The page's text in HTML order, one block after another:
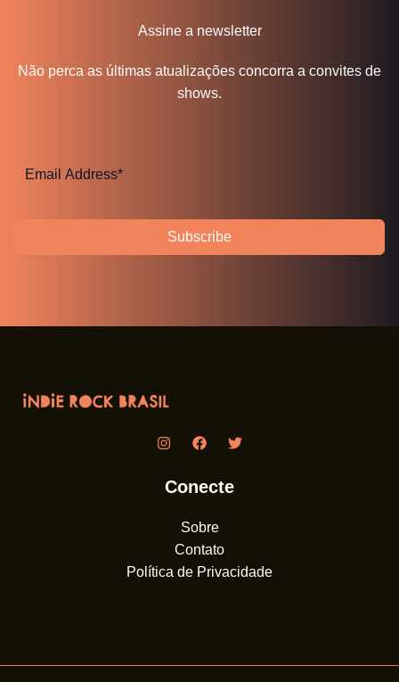
Assine a newsletter
Não perca as últimas atualizações concorra a convites de
shows.
Subscribe
Conecte
Sobre
Contato
Política de Privacidade